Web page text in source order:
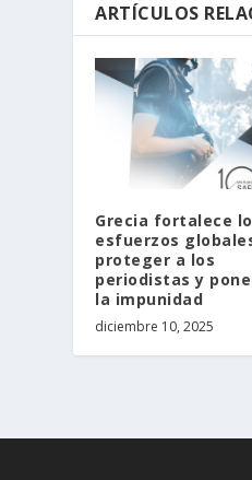
ARTÍCULOS
Grecia fortalece
esfuerzos
proteger a los
periodistas y
la impunidad
diciembre 10, 2025